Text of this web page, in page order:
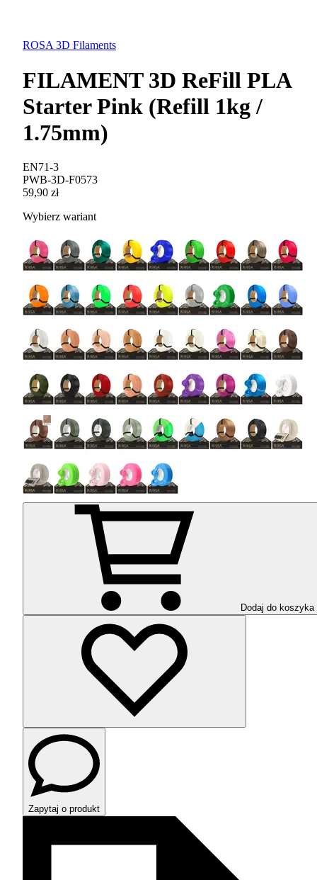
ROSA 3D Filaments
FILAMENT 3D ReFill PLA
Starter Pink (Refill 1kg /
1.75mm)
EN71-3
PWB-3D-F0573
59,90 zł
Wybierz wariant
Dodaj do koszyka
Zapytaj o produkt